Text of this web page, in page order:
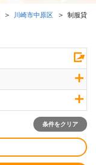
川崎市中原区 制服貸与
条件をクリア